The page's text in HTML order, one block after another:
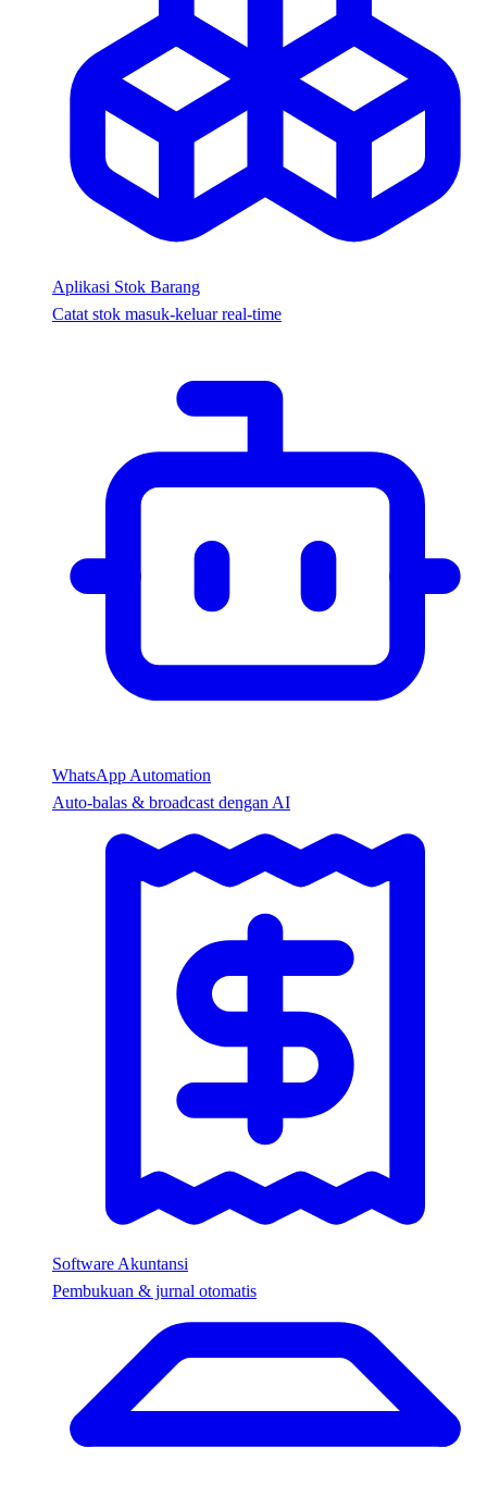
Aplikasi Stok Barang
Catat stok masuk-keluar real-time
WhatsApp Automation
Auto-balas & broadcast dengan AI
Software Akuntansi
Pembukuan & jurnal otomatis